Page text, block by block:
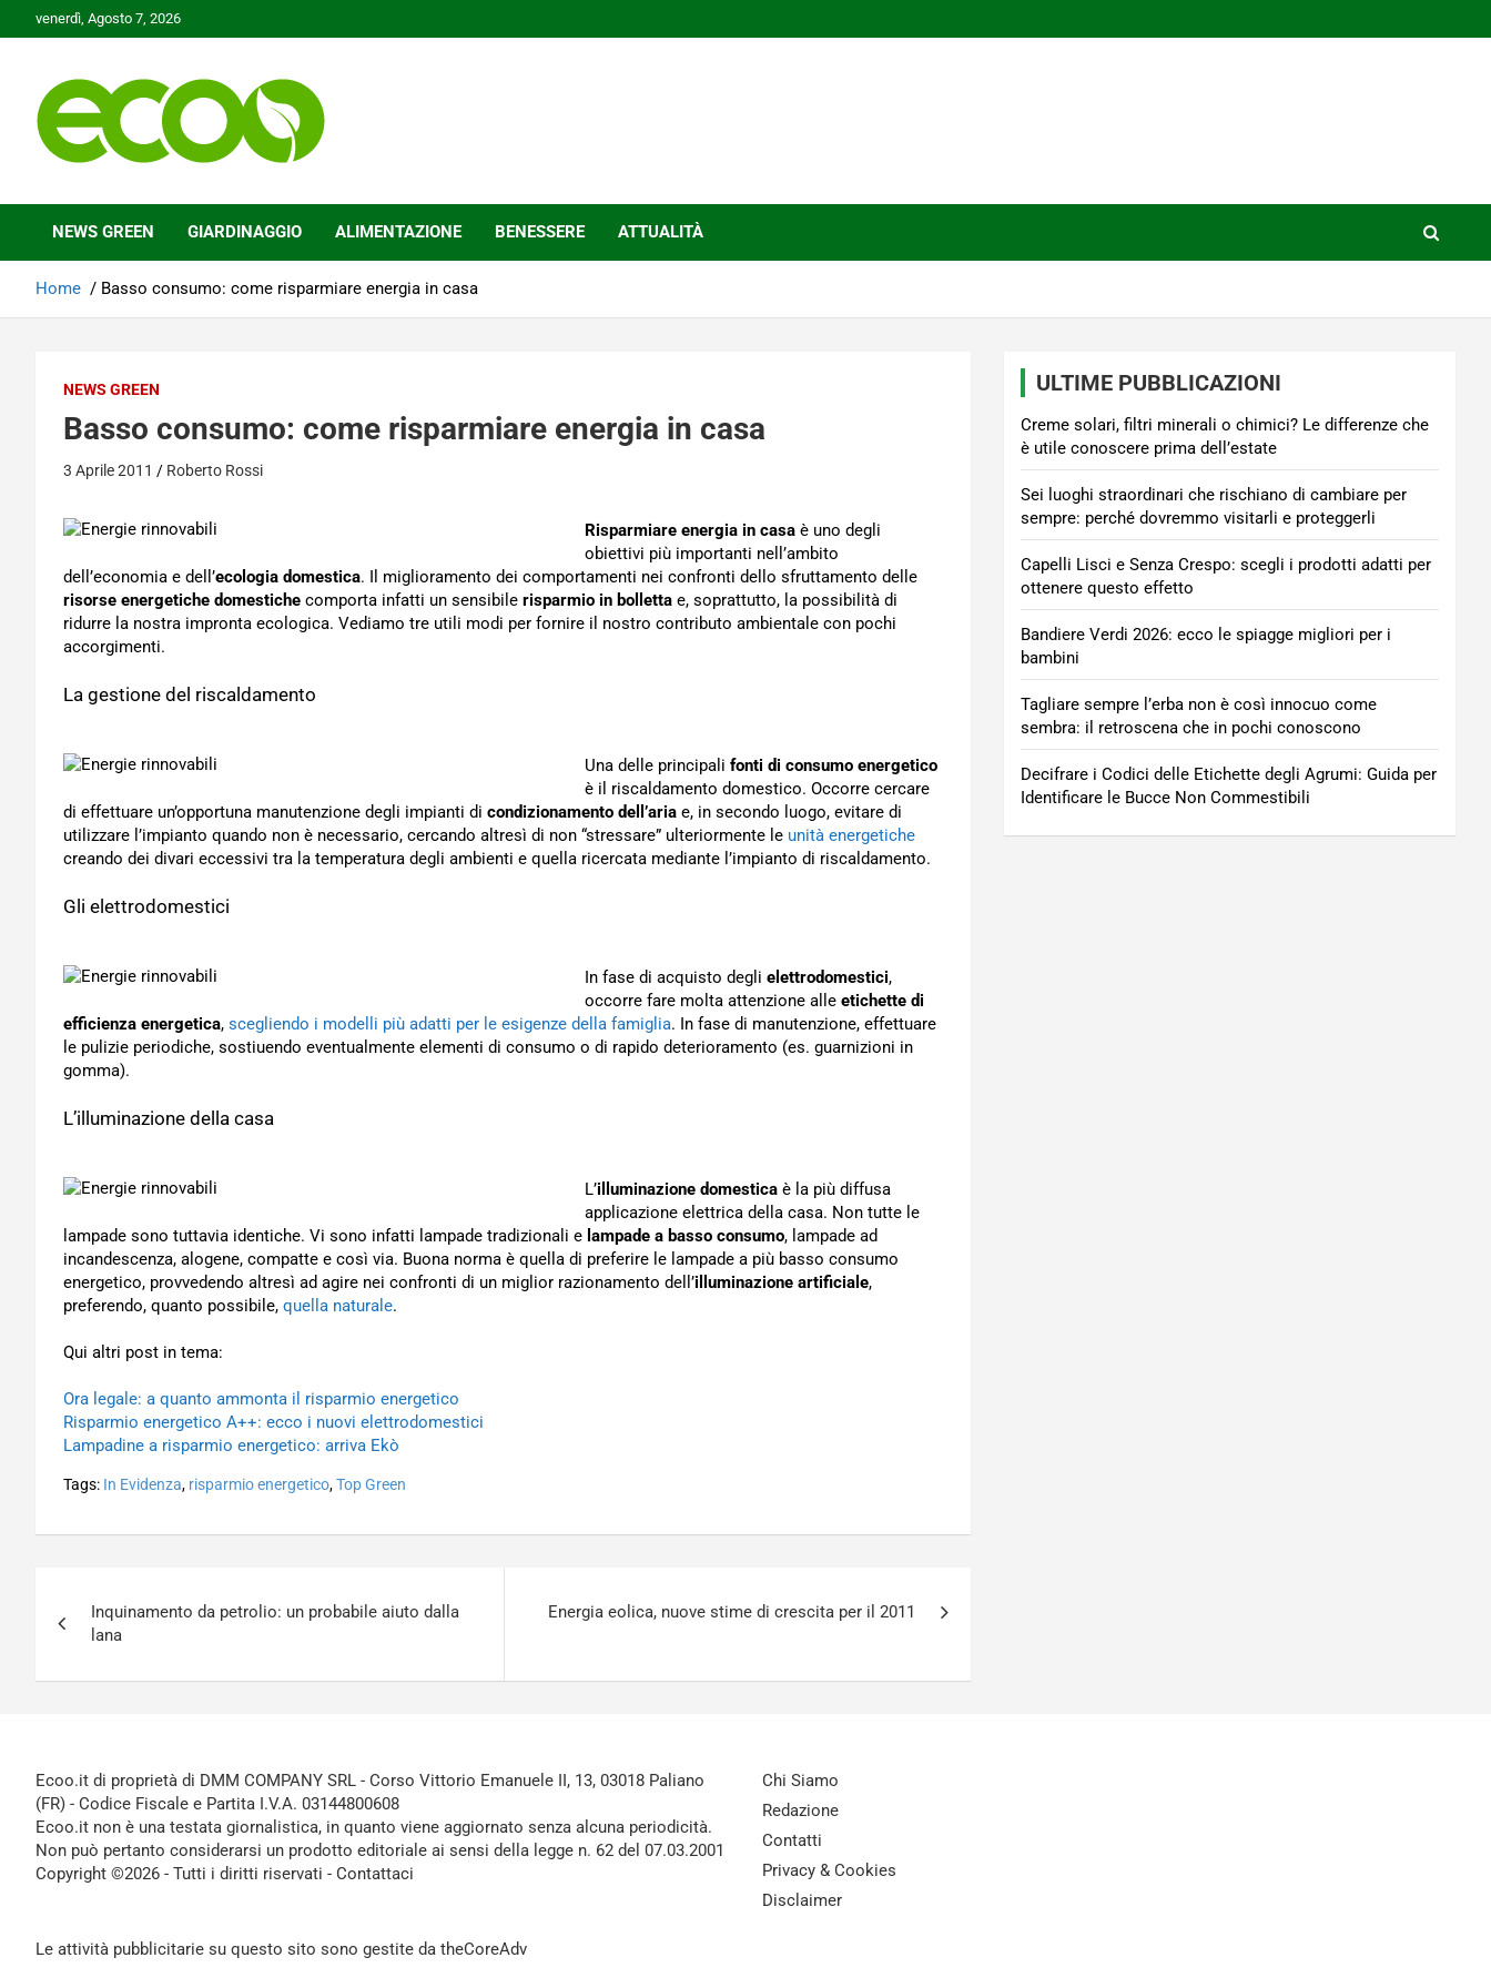
to
venerdì, Agosto 7, 2026
Ecoo.it
NEWS GREEN GIARDINAGGIO ALIMENTAZIONE BENESSERE ATTUALITÀ
Home Basso consumo: come risparmiare energia in casa
NEWS GREEN
Basso consumo: come risparmiare energia in casa
3 Aprile 2011 Roberto Rossi
Risparmiare energia in casa è uno degli
obiettivi più importanti nell’ambito
dell’economia e dell’ecologia domestica. Il miglioramento dei comportamenti nei confronti dello sfruttamento delle
risorse energetiche domestiche comporta infatti un sensibile risparmio in bolletta e, soprattutto, la possibilità di
ridurre la nostra impronta ecologica. Vediamo tre utili modi per fornire il nostro contributo ambientale con pochi
accorgimenti.
La gestione del riscaldamento
Una delle principali fonti di consumo energetico
è il riscaldamento domestico. Occorre cercare
di effettuare un’opportuna manutenzione degli impianti di condizionamento dell’aria e, in secondo luogo, evitare di
utilizzare l’impianto quando non è necessario, cercando altresì di non “stressare” ulteriormente le unità energetiche
creando dei divari eccessivi tra la temperatura degli ambienti e quella ricercata mediante l’impianto di riscaldamento.
Gli elettrodomestici
In fase di acquisto degli elettrodomestici,
occorre fare molta attenzione alle etichette di
efficienza energetica, scegliendo i modelli più adatti per le esigenze della famiglia. In fase di manutenzione, effettuare
le pulizie periodiche, sostiuendo eventualmente elementi di consumo o di rapido deterioramento (es. guarnizioni in
gomma).
L’illuminazione della casa
L’illuminazione domestica è la più diffusa
applicazione elettrica della casa. Non tutte le
lampade sono tuttavia identiche. Vi sono infatti lampade tradizionali e lampade a basso consumo, lampade ad
incandescenza, alogene, compatte e così via. Buona norma è quella di preferire le lampade a più basso consumo
energetico, provvedendo altresì ad agire nei confronti di un miglior razionamento dell’illuminazione artificiale,
preferendo, quanto possibile, quella naturale.
Qui altri post in tema:
Ora legale: a quanto ammonta il risparmio energetico
Risparmio energetico A++: ecco i nuovi elettrodomestici
Lampadine a risparmio energetico: arriva Ekò
Tags: In Evidenza, risparmio energetico,Top Green
articoli
Inquinamento da petrolio: un probabile aiuto dalla
lana
Energia eolica, nuove stime di crescita per il 2011
ULTIME PUBBLICAZIONI
Creme solari, filtri minerali o chimici? Le differenze che
è utile conoscere prima dell’estate
Sei luoghi straordinari che rischiano di cambiare per
sempre: perché dovremmo visitarli e proteggerli
Capelli Lisci e Senza Crespo: scegli i prodotti adatti per
ottenere questo effetto
Bandiere Verdi 2026: ecco le spiagge migliori per i
bambini
Tagliare sempre l’erba non è così innocuo come
sembra: il retroscena che in pochi conoscono
Decifrare i Codici delle Etichette degli Agrumi: Guida per
Identificare le Bucce Non Commestibili
Ecoo.it di proprietà di DMM COMPANY SRL - Corso Vittorio Emanuele II, 13, 03018 Paliano
(FR) - Codice Fiscale e Partita I.V.A. 03144800608
Ecoo.it non è una testata giornalistica, in quanto viene aggiornato senza alcuna periodicità.
Non può pertanto considerarsi un prodotto editoriale ai sensi della legge n. 62 del 07.03.2001
Copyright ©2026 - Tutti i diritti riservati - Contattaci
Le attività pubblicitarie su questo sito sono gestite da theCoreAdv
Chi Siamo
Redazione
Contatti
Privacy & Cookies
Disclaimer